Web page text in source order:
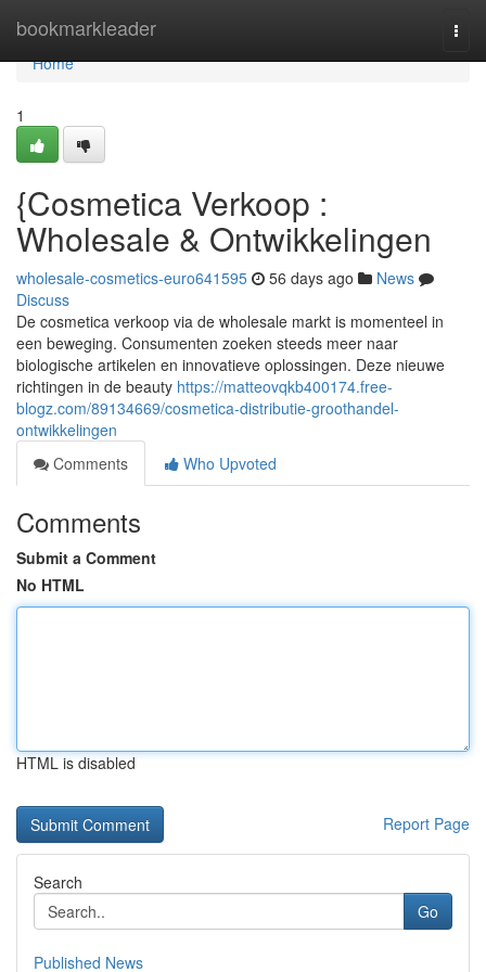
bookmarkleader
Home
Home
1
{Cosmetica Verkoop :
Wholesale & Ontwikkelingen
wholesale-cosmetics-euro641595 56 days ago
News
Discuss
De cosmetica verkoop via de wholesale markt is momenteel in
een beweging. Consumenten zoeken steeds meer naar
biologische artikelen en innovatieve oplossingen. Deze nieuwe
richtingen in de beauty https://matteovqkb400174.free-
blogz.com/89134669/cosmetica-distributie-groothandel-
ontwikkelingen
Comments
Who Upvoted
Comments
Submit a Comment
No HTML
HTML is disabled
Report Page
Search
Go
Published News